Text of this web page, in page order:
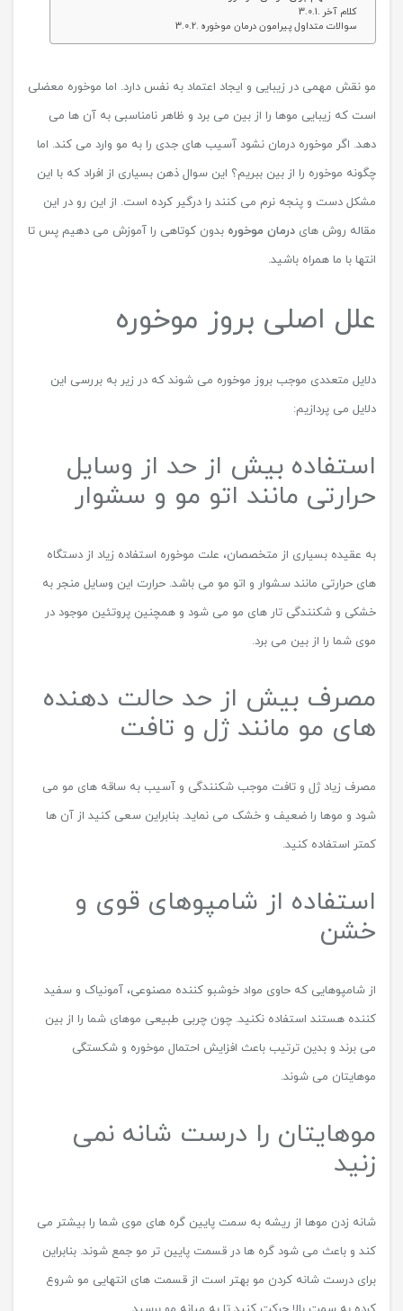
کلام آخر
سوالات متداول پیرامون درمان موخوره
مو نقش مهمی در زیبایی و ایجاد اعتماد به نفس دارد. اما موخوره معضلی
است که زیبایی موها را از بین می برد و ظاهر نامناسبی به آن ها می
دهد. اگر موخوره درمان نشود آسیب های جدی را به مو وارد می کند. اما
چگونه موخوره را از بین ببریم؟ این سوال ذهن بسیاری از افراد که با این
مشکل دست و پنجه نرم می کنند را درگیر کرده است. از این رو در این
مقاله روش های درمان موخوره بدون کوتاهی را آموزش می دهیم پس تا
انتها با ما همراه باشید.
علل اصلی بروز موخوره
دلایل متعددی موجب بروز موخوره می شوند که در زیر به بررسی این
دلایل می پردازیم:
استفاده بیش از حد از وسایل
حرارتی مانند اتو مو و سشوار
به عقیده بسیاری از متخصصان، علت موخوره استفاده زیاد از دستگاه
های حرارتی مانند سشوار و اتو مو می باشد. حرارت این وسایل منجر به
خشکی و شکنندگی تار های مو می شود و همچنین پروتئین موجود در
موی شما را از بین می برد.
مصرف بیش از حد حالت دهنده
های مو مانند ژل و تافت
مصرف زیاد ژل و تافت موجب شکنندگی و آسیب به ساقه های مو می
شود و موها را ضعیف و خشک می نماید. بنابراین سعی کنید از آن ها
کمتر استفاده کنید.
استفاده از شامپوهای قوی و
خشن
از شامپوهایی که حاوی مواد خوشبو کننده مصنوعی، آمونیاک و سفید
کننده هستند استفاده نکنید. چون چربی طبیعی موهای شما را از بین
می برند و بدین ترتیب باعث افزایش احتمال موخوره و شکستگی
موهایتان می شوند.
موهایتان را درست شانه نمی
زنید
شانه زدن موها از ریشه به سمت پایین گره های موی شما را بیشتر می
کند و باعث می شود گره ها در قسمت پایین تر مو جمع شوند. بنابراین
برای درست شانه کردن مو بهتر است از قسمت های انتهایی مو شروع